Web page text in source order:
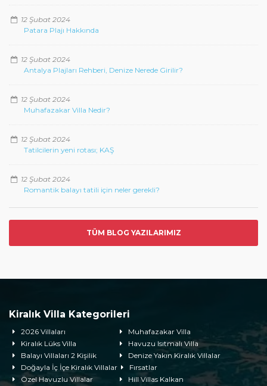
12 Şubat 2024
Patara Plajı Hakkında
12 Şubat 2024
Antalya Plajları Rehberi, Denize Nerede Girilir?
12 Şubat 2024
Muhafazakar Villa Nedir?
12 Şubat 2024
Tatilcilerin yeni rotası; KAŞ
12 Şubat 2024
Romantik balayı tatili için neler gerekli?
TÜM BLOG YAZILARIMIZ
Kiralık Villa Kategorileri
2026 Villaları
Muhafazakar Villa
Kiralık Lüks Villa
Havuzu Isıtmalı Villa
Balayı Villaları 2 Kişilik
Denize Yakın Kiralık Villalar
Doğayla İç İçe Kiralık Villalar
Fırsatlar
Özel Havuzlu Villalar
Hill Villas Kalkan